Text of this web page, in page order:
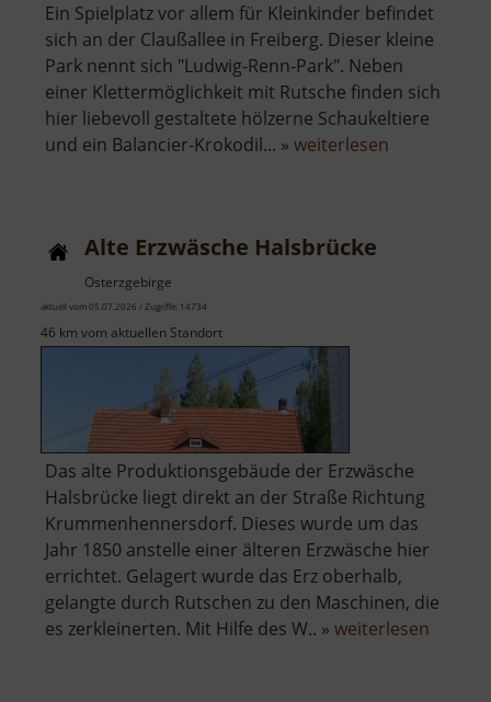
Ein Spielplatz vor allem für Kleinkinder befindet
sich an der Claußallee in Freiberg. Dieser kleine
Park nennt sich "Ludwig-Renn-Park". Neben
einer Klettermöglichkeit mit Rutsche finden sich
hier liebevoll gestaltete hölzerne Schaukeltiere
und ein Balancier-Krokodil... » weiterlesen
Alte Erzwäsche Halsbrücke
Osterzgebirge
aktuell vom 05.07.2026 / Zugriffe: 14734
46 km vom aktuellen Standort
Das alte Produktionsgebäude der Erzwäsche
Halsbrücke liegt direkt an der Straße Richtung
Krummenhennersdorf. Dieses wurde um das
Jahr 1850 anstelle einer älteren Erzwäsche hier
errichtet. Gelagert wurde das Erz oberhalb,
gelangte durch Rutschen zu den Maschinen, die
es zerkleinerten. Mit Hilfe des W.. » weiterlesen